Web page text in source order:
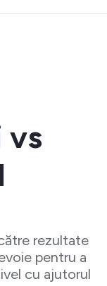
vs
rezultate
pentru a
cu ajutorul